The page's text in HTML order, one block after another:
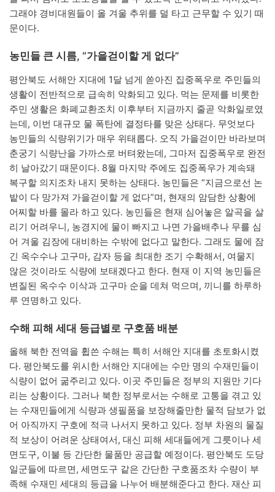
그래야 경비대원들이 올 겨울 추위를 덜 타고 근무할 수 있기 때
문이다.
농민들 큰 시름, “가을걷이할 게 없다”
평안북도 서해안 지대에 1달 넘게 쏟아진 집중폭우로 주민들의
생활이 전반적으로 급속히 악화되고 있다. 먹는 문제를 비롯한
주민 생활은 화폐교환조치 이후부터 지금까지 줄곧 악화일로였
는데, 이번 대규모 물 폭탄에 결정타를 맞은 상태다. 무엇보다
농민들의 식량위기가 매우 위태롭다. 오직 가을걷이만 바라보며
춘궁기 식량난을 가까스로 버텨왔는데, 그마저 집중폭우로 완전
히 날아갔기 때문이다. 8월 마지막 주에도 집중폭우가 계속돼
복구할 의지조차 내지 못하는 상태다. 농민들은 “지금으로선 논
밭이 다 망가져 가을걷이할 게 없다”며, 현재의 암담한 상황에
어찌할 바를 몰라 하고 있다. 농민들은 현재 심어놓은 알곡을 살
리기 어려우니, 농경지에 물이 빠지고 나면 가을배추나 무를 심
어 겨울 김장에 대비하는 수밖에 없다고 말한다. 그래도 물에 잠
긴 옥수수나 고구마, 감자 등을 최대한 조기 수확해서, 여물지
않은 것이라도 식량에 보태겠다고 한다. 현재 이 지역 농민들은
변질된 옥수수 이삭과 고구마 순을 데쳐 먹으며, 끼니를 하루하
루 연명하고 있다.
수해 피해 세대 등급별로 구호품 배분
올해 북한 전역을 휩쓴 수해는 특히 서해안 지대를 초토화시켰
다. 평안북도를 위시한 서해안 지대에는 수만 명의 수재민들이
식량이 없어 굶주리고 있다. 이곳 주민들은 정부의 지원만 기다
리는 상황이다. 그러나 북한 정부로서는 수해로 고통을 겪고 있
는 수재민들에게 식량과 생필품을 보장해줄만한 물적 담보가 없
어 아직까지 구호에 적극 나서지 못하고 있다. 정부 차원의 물질
적 보상이 어려운 상태여서, 대신 피해 세대들에게 그릇이나 세
면도구, 이불 등 간단한 물품만 공급할 예정이다. 평안북도 도당
일군들에 따르면, 세면도구 같은 간단한 구호품조차 수량이 부
족해 수재민 세대의 등급을 나누어 배분해준다고 한다. 재산 피